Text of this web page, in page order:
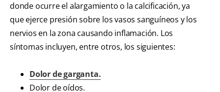
donde ocurre el alargamiento o la calcificación, ya
que ejerce presión sobre los vasos sanguíneos y los
nervios en la zona causando inflamación. Los
síntomas incluyen, entre otros, los siguientes:
Dolor de garganta.
Dolor de oídos.